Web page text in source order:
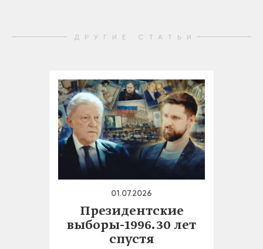
ДРУГИЕ СТАТЬИ
01.07.2026
Президентские
выборы-1996. 30 лет
спустя